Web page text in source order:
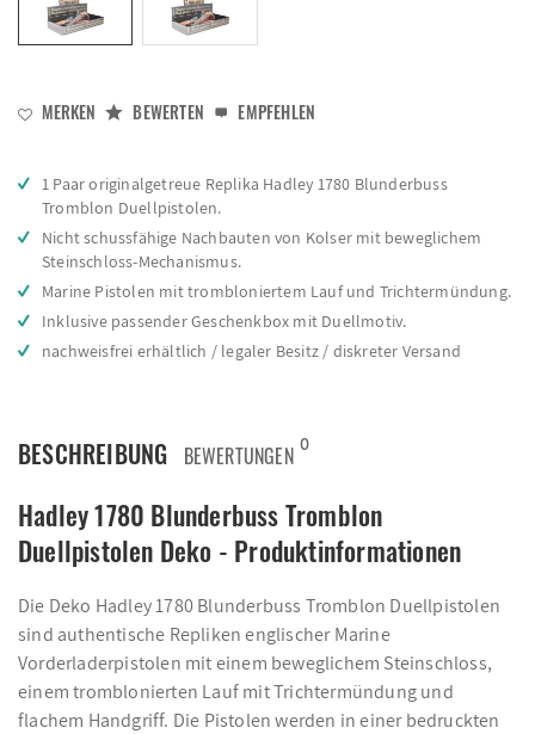
MERKEN BEWERTEN EMPFEHLEN
1 Paar originalgetreue Replika Hadley 1780 Blunderbuss
Tromblon Duellpistolen.
Nicht schussfähige Nachbauten von Kolser mit beweglichem
Steinschloss-Mechanismus.
Marine Pistolen mit trombloniertem Lauf und Trichtermündung.
Inklusive passender Geschenkbox mit Duellmotiv.
nachweisfrei erhältlich / legaler Besitz / diskreter Versand
BESCHREIBUNG BEWERTUNGEN 0
Hadley 1780 Blunderbuss Tromblon
Duellpistolen Deko - Produktinformationen
Die Deko Hadley 1780 Blunderbuss Tromblon Duellpistolen
sind authentische Repliken englischer Marine
Vorderladerpistolen mit einem beweglichem Steinschloss,
einem tromblonierten Lauf mit Trichtermündung und
flachem Handgriff. Die Pistolen werden in einer bedruckten